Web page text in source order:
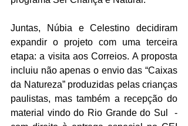
Juntas, Núbia e Celestino decidiram
expandir o projeto com uma terceira
etapa: a visita aos Correios. A proposta
incluiu não apenas o envio das “Caixas
da Natureza” produzidas pelas crianças
paulistas, mas também a recepção do
material vindo do Rio Grande do Sul  -